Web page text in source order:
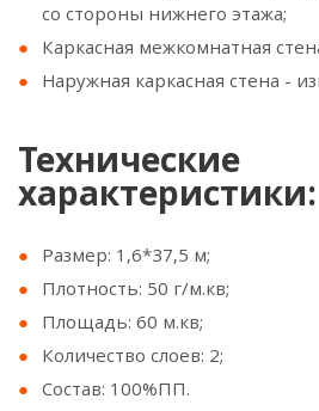
со стороны нижнего этажа;
Каркасная межкомнатная
Наружная каркасная стена -
Технические
характеристики:
Размер: 1,6*37,5 м;
Плотность: 50 г/м.кв;
Площадь: 60 м.кв;
Количество слоев: 2;
Состав: 100%ПП.